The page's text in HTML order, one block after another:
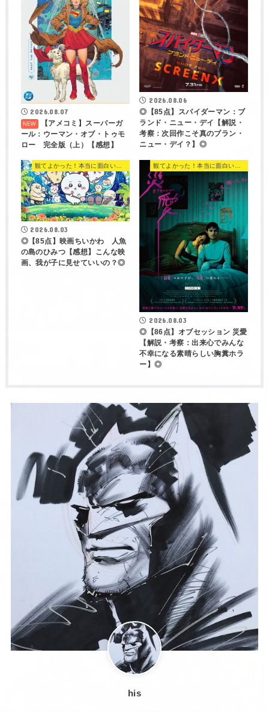
2026.08.07
【アメコミ】スーパーガ
ール：ウーマン・オブ・トゥモ
ロー 完全版（上）【感想】
2026.08.06
◎【85点】スパイダーマン：ブ
ランド・ニュー・デイ【解説・
考察：次回作こそ真のブラン・
ニュー・デイ？】◎
2026.08.03
◎【85点】映画ちいかわ 人魚
の島のひみつ【感想】こんな映
画、我が子に見せていいの？◎
2026.08.03
◎【86点】オブセッション 災愛
【解説・考察：出来心でみんな
不幸になる素晴らしい胸糞ホラ
ー】◎
his